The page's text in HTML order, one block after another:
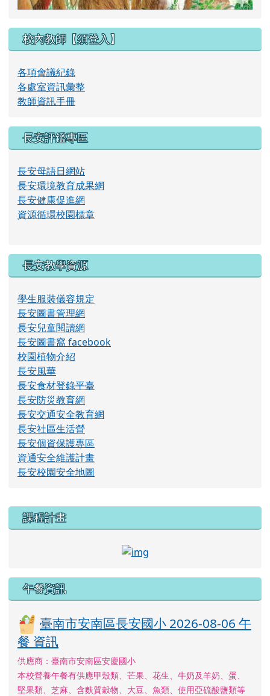
放
片
校內教師【須登入】
各項會議紀錄
各處室資訊彙整
教師資訊手冊
長安評鑑專區
長安母語日網站
長安環境教育成果網
長安健康促進網
資源循環校園標章
長安教學資源
學生服裝儀容規定
長安圖書管理網
長安兒童閱讀網
長安圖書窩 facebook
校園植物介紹
長安風華
長安食材登錄平臺
長安防災教育網
長安交通安全教育網
長安社區生活營
長安個資保護專區
資通安全維護計畫
長安校園安全地圖
右邊區域內容
課程計畫
link to http://
午餐資訊
臺南市安南區長安國小 2026-08-06 午
餐 資訊
供應商：臺南市安南區安慶國小
本校營養午餐有供應甲殼類、芒果、花生、牛奶及羊奶、蛋、
堅果類、芝麻、含麩質穀物、大豆、魚類、使用亞硫酸鹽類等